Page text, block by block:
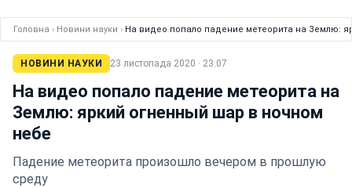
Головна › Новини науки › На видео попало падение метеорита на Землю:
НОВИНИ НАУКИ 23 листопада 2020 · 23:07
На видео попало падение метеорита на
Землю: яркий огненный шар в ночном
небе
Падение метеорита произошло вечером в прошлую
среду